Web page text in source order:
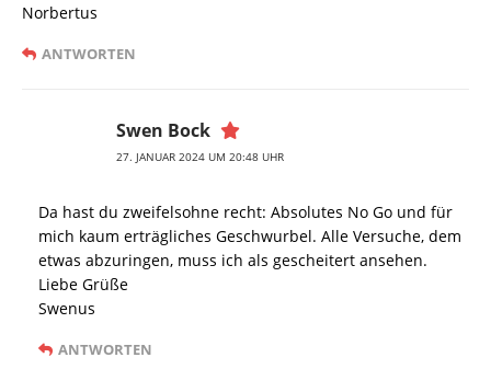
Norbertus
ANTWORTEN
Swen Bock
27. JANUAR 2024 UM 20:48 UHR
Da hast du zweifelsohne recht: Absolutes No Go und für
mich kaum erträgliches Geschwurbel. Alle Versuche, dem
etwas abzuringen, muss ich als gescheitert ansehen.
Liebe Grüße
Swenus
ANTWORTEN